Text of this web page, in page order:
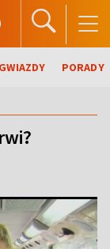
GWIAZDY PORADY